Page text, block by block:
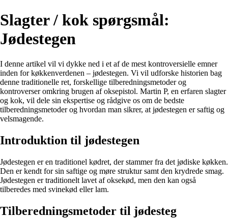
Slagter / kok spørgsmål:
Jødestegen
I denne artikel vil vi dykke ned i et af de mest kontroversielle emner
inden for køkkenverdenen – jødestegen. Vi vil udforske historien bag
denne traditionelle ret, forskellige tilberedningsmetoder og
kontroverser omkring brugen af oksepistol. Martin P, en erfaren slagter
og kok, vil dele sin ekspertise og rådgive os om de bedste
tilberedningsmetoder og hvordan man sikrer, at jødestegen er saftig og
velsmagende.
Introduktion til jødestegen
Jødestegen er en traditionel kødret, der stammer fra det jødiske køkken.
Den er kendt for sin saftige og møre struktur samt den krydrede smag.
Jødestegen er traditionelt lavet af oksekød, men den kan også
tilberedes med svinekød eller lam.
Tilberedningsmetoder til jødesteg